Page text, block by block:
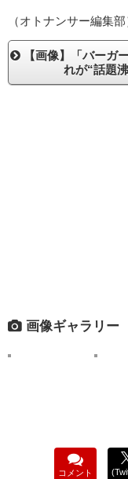
（オトナンサー編集部
【画像】「バーガ
れが“話題
画像ギャラリー
コメント